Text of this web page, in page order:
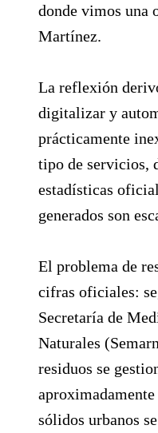
donde vimos una
Martínez.
La reflexión
digitalizar y
prácticamente
tipo de servicios,
estadísticas
generados son
El problema de
cifras oficiales:
Secretaría de
Naturales
residuos se
sólidos urbanos